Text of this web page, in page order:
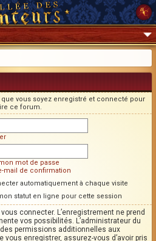
vous soyez enregistré et connecté pour
ce forum.
mot de passe
mail de confirmation
automatiquement à chaque visite
statut en ligne pour cette session
connecter. L’enregistrement ne prend
vos possibilités. L’administrateur du
permissions additionnelles aux
enregistrer, assurez-vous d’avoir pris